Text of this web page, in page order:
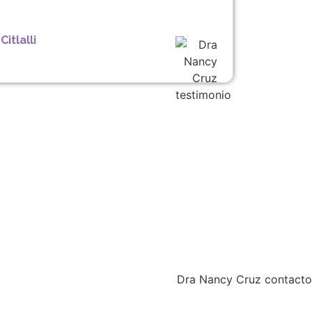
Citlalli